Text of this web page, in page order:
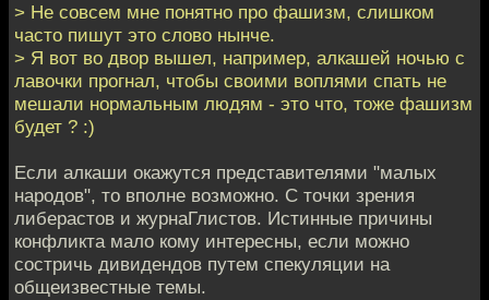
> Не совсем мне понятно про фашизм, слишком
часто пишут это слово нынче.
> Я вот во двор вышел, например, алкашей ночью с
лавочки прогнал, чтобы своими воплями спать не
мешали нормальным людям - это что, тоже фашизм
будет ? :)
Если алкаши окажутся представителями "малых
народов", то вполне возможно. С точки зрения
либерастов и журнаГлистов. Истинные причины
конфликта мало кому интересны, если можно
состричь дивидендов путем спекуляции на
общеизвестные темы.